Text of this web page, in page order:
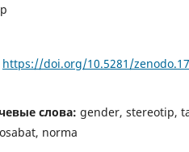
https://doi.org/10.5281/
слова: gender, stereotip,
norma